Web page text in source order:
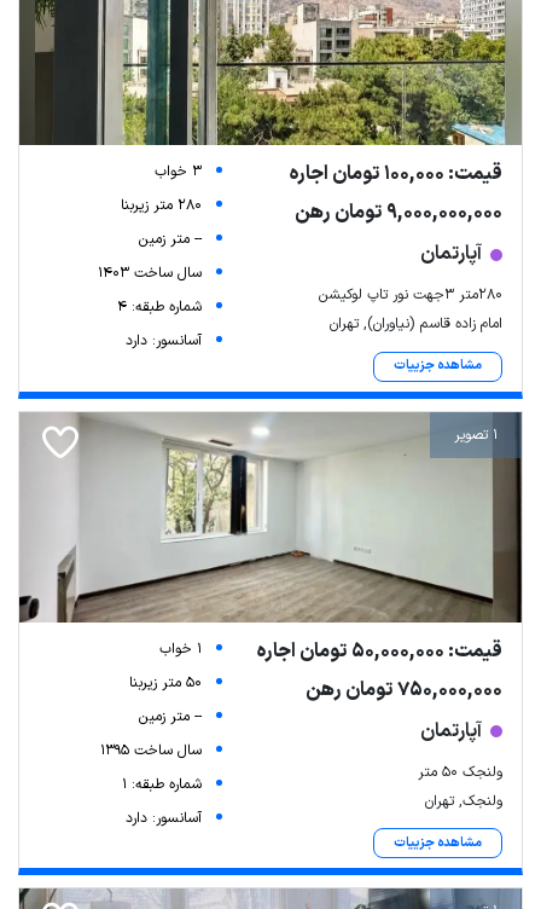
قیمت: 100,000 تومان اجاره
9,000,000,000 تومان رهن
آپارتمان
280متر 3جهت نور تاپ لوکیشن
امام زاده قاسم (نیاوران), تهران
مشاهده جزییات
3 خواب
280 متر زیربنا
-- متر زمین
سال ساخت 1403
شماره طبقه: 4
آسانسور: دارد
1 تصویر
قیمت: 50,000,000 تومان اجاره
750,000,000 تومان رهن
آپارتمان
ولنجک ۵۰ متر
ولنجک, تهران
مشاهده جزییات
1 خواب
50 متر زیربنا
-- متر زمین
سال ساخت 1395
شماره طبقه: 1
آسانسور: دارد